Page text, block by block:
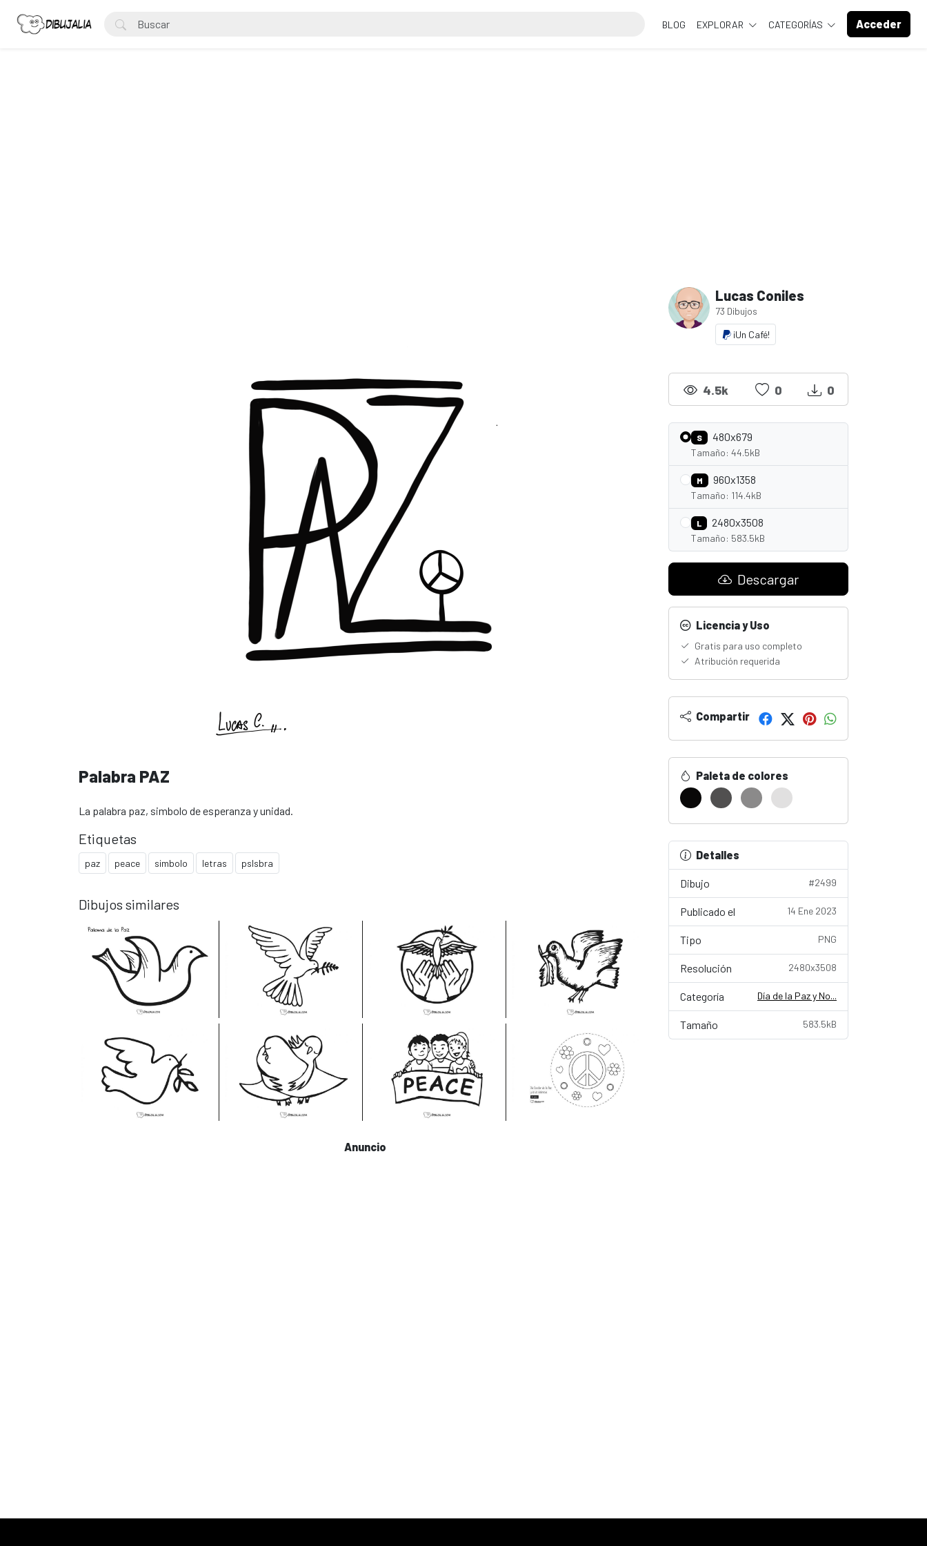
BLOG EXPLORAR CATEGORÍAS Acceder
Palabra PAZ
La palabra paz, simbolo de esperanza y unidad.
Etiquetas
paz peace simbolo letras pslsbra
Dibujos similares
Anuncio
Lucas Coniles
73 Dibujos
¡Un Café!
4.5k 0 0
S 480x679
Tamaño: 44.5kB
M 960x1358
Tamaño: 114.4kB
L 2480x3508
Tamaño: 583.5kB
Descargar
Licencia y Uso
Gratis para uso completo
Atribución requerida
Compartir
Paleta de colores
Detalles
Dibujo #2499
Publicado el 14 Ene 2023
Tipo PNG
Resolución 2480x3508
Categoría Día de la Paz y No...
Tamaño 583.5kB